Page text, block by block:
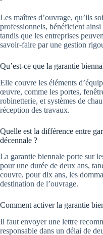
Les maîtres d’ouvrage, qu’ils
professionnels, bénéficient ainsi
tandis que les entreprises
savoir-faire par une gestion
Qu’est-ce que la garantie
Elle couvre les éléments
œuvre, comme les portes,
robinetterie, et systèmes de
réception des travaux.
Quelle est la différence entre
décennale ?
La garantie biennale porte sur
pour une durée de deux ans,
couvre, pour dix ans, les
destination de l’ouvrage.
Comment activer la garantie
Il faut envoyer une lettre
responsable dans un délai de